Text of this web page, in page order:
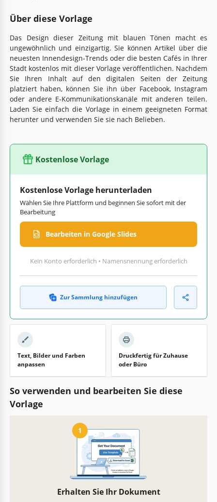
Über diese Vorlage
Das Design dieser Zeitung mit blauen Tönen macht es
ungewöhnlich und einzigartig. Sie können Artikel über die
neuesten Innendesign-Trends oder die besten Cafés in Ihrer
Stadt kostenlos mit dieser Vorlage veröffentlichen. Nachdem
Sie Ihren Inhalt auf den digitalen Seiten der Zeitung
platziert haben, können Sie ihn über Facebook, Instagram
oder andere E-Kommunikationskanäle mit anderen teilen.
Laden Sie einfach die Vorlage in einem geeigneten Format
herunter und verwenden Sie sie nach Belieben.
Kostenlose Vorlage
Kostenlose Vorlage herunterladen
Wählen Sie Ihre Plattform und beginnen Sie sofort mit der
Bearbeitung
Bearbeiten in Google Slides
Kein Konto erforderlich • Namensnennung erforderlich
Zur Sammlung hinzufügen
Text, Bilder und Farben
anpassen
Druckfertig für Zuhause
oder Büro
So verwenden und bearbeiten Sie diese
Vorlage
1
Erhalten Sie Ihr Dokument